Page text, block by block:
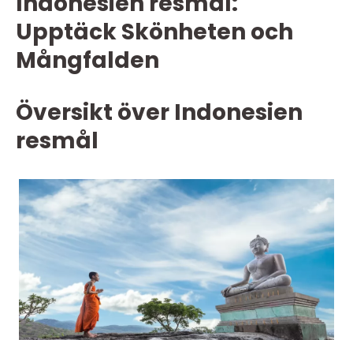
Upptäck Skönheten och
Mångfalden
Översikt över Indonesien
resmål